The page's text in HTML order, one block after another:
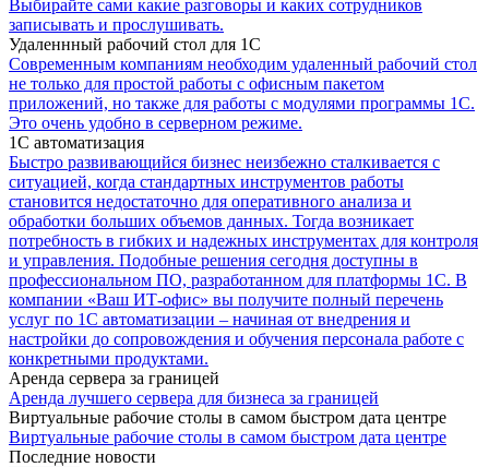
Выбирайте сами какие разговоры и каких сотрудников
записывать и прослушивать.
Удаленнный рабочий стол для 1С
Современным компаниям необходим удаленный рабочий стол
не только для простой работы с офисным пакетом
приложений, но также для работы с модулями программы 1С.
Это очень удобно в серверном режиме.
1С автоматизация
Быстро развивающийся бизнес неизбежно сталкивается с
ситуацией, когда стандартных инструментов работы
становится недостаточно для оперативного анализа и
обработки больших объемов данных. Тогда возникает
потребность в гибких и надежных инструментах для контроля
и управления. Подобные решения сегодня доступны в
профессиональном ПО, разработанном для платформы 1С. В
компании «Ваш ИТ-офис» вы получите полный перечень
услуг по 1С автоматизации – начиная от внедрения и
настройки до сопровождения и обучения персонала работе с
конкретными продуктами.
Аренда сервера за границей
Аренда лучшего сервера для бизнеса за границей
Виртуальные рабочие столы в самом быстром дата центре
Виртуальные рабочие столы в самом быстром дата центре
Последние новости